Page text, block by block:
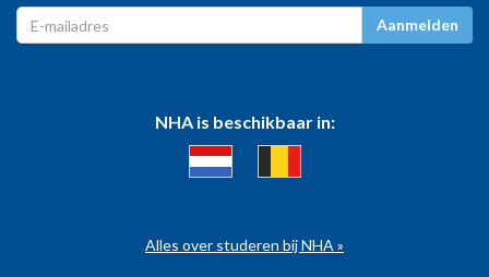
Aanmelden
NHA is beschikbaar in:
Alles over studeren bij NHA »